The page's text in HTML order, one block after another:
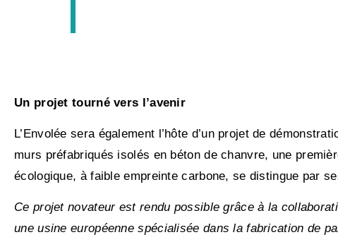
Un projet tourné vers l’avenir
L’Envolée sera également l’hôte d’un projet de
murs préfabriqués isolés en béton de chanvre, une
écologique, à faible empreinte carbone, se distingue par
Ce projet novateur est rendu possible grâce à la
une usine européenne spécialisée dans la fabrication de